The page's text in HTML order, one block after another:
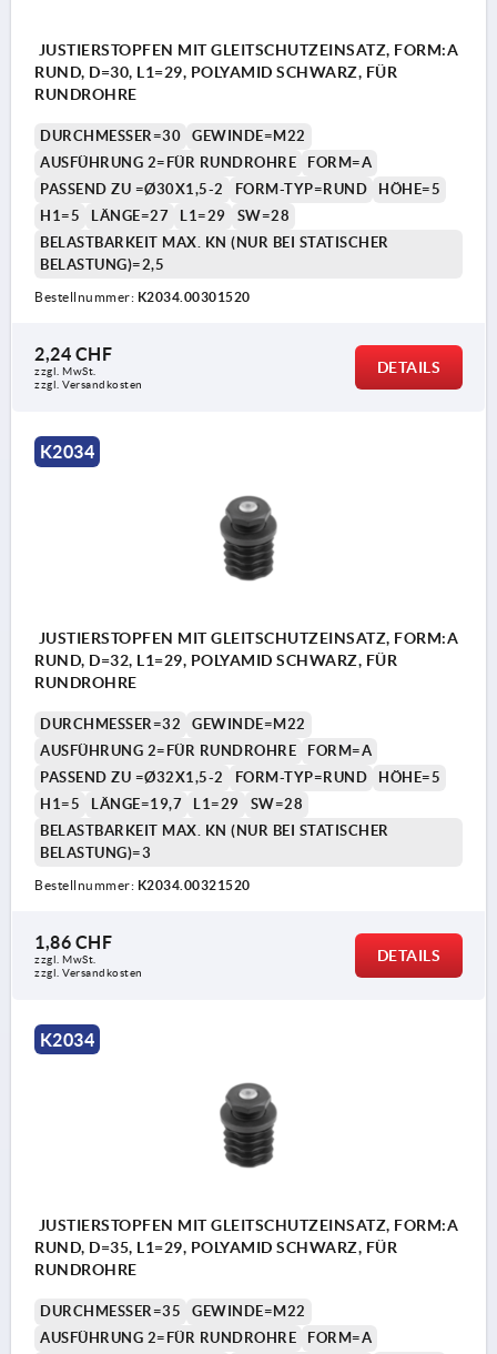
JUSTIERSTOPFEN MIT GLEITSCHUTZEINSATZ, FORM:A
RUND, D=30, L1=29, POLYAMID SCHWARZ, FÜR
RUNDROHRE
DURCHMESSER=30
GEWINDE=M22
AUSFÜHRUNG 2=FÜR RUNDROHRE
FORM=A
PASSEND ZU =Ø30X1,5-2
FORM-TYP=RUND
HÖHE=5
H1=5
LÄNGE=27 L1=29
SW=28
BELASTBARKEIT MAX. KN (NUR BEI STATISCHER
BELASTUNG)=2,5
Bestellnummer: K2034.00301520
2,24 CHF
zzgl. MwSt.
zzgl. Versandkosten
DETAILS
K2034
JUSTIERSTOPFEN MIT GLEITSCHUTZEINSATZ, FORM:A
RUND, D=32, L1=29, POLYAMID SCHWARZ, FÜR
RUNDROHRE
DURCHMESSER=32
GEWINDE=M22
AUSFÜHRUNG 2=FÜR RUNDROHRE
FORM=A
PASSEND ZU =Ø32X1,5-2
FORM-TYP=RUND
HÖHE=5
H1=5
LÄNGE=19,7 L1=29
SW=28
BELASTBARKEIT MAX. KN (NUR BEI STATISCHER
BELASTUNG)=3
Bestellnummer: K2034.00321520
1,86 CHF
zzgl. MwSt.
zzgl. Versandkosten
DETAILS
K2034
JUSTIERSTOPFEN MIT GLEITSCHUTZEINSATZ, FORM:A
RUND, D=35, L1=29, POLYAMID SCHWARZ, FÜR
RUNDROHRE
DURCHMESSER=35
GEWINDE=M22
AUSFÜHRUNG 2=FÜR RUNDROHRE
FORM=A